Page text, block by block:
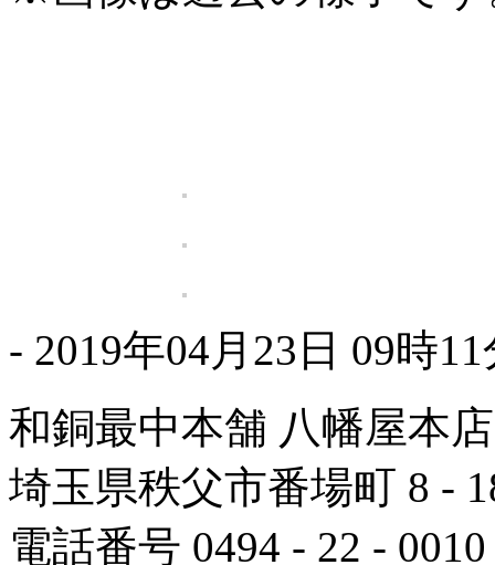
- 2019年04月23日 09時
和銅最中本舗 八幡屋本店
埼玉県秩父市番場町 8 -
電話番号 0494 - 22 - 0010